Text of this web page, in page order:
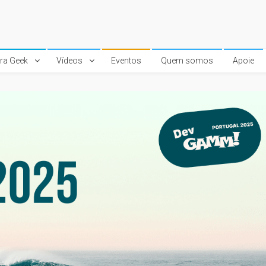
Geek Vídeos Eventos Quem somos Apoie